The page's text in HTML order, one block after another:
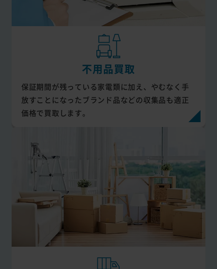
不用品買取
保証期間が残っている家電類に加え、やむなく手
放すことになったブランド品などの収集品も適正
価格で買取します。